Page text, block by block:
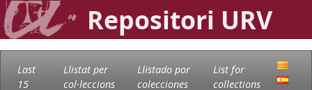
Repositori URV
Last
15
Llistat per
col·leccions
Llistado por
colecciones
List for
collections